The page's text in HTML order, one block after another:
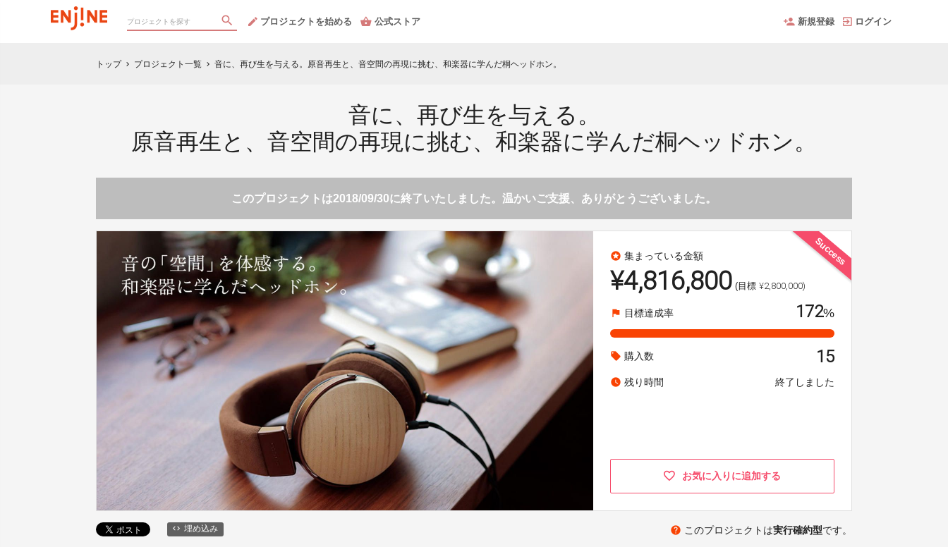
プロジェクトを始める 公式ストア 新規登録 ログイン
トップ chevron_right プロジェクト一覧 chevron_right 音に、再び生を与える。原音再生と、音空間の再現に挑む、和楽器に学んだ桐ヘッドホン。
音に、再び生を与える。
原音再生と、音空間の再現に挑む、和楽器に学んだ桐ヘッドホン。
このプロジェクトは2018/09/30に終了いたしました。温かいご支援、ありがとうございました。
Success
stars 集まっている金額
¥4,816,800 (目標 ¥2,800,000)
flag 目標達成率 172%
local_offer 購入数 15
watch_later 残り時間 終了しました
お気に入りに追加する
埋め込み help このプロジェクトは実行確約型です。